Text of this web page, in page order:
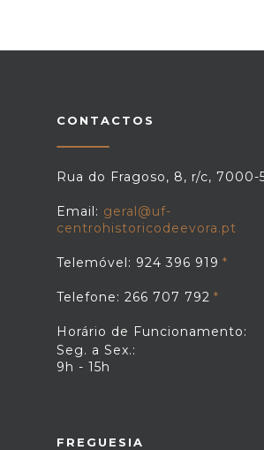
CONTACTOS
Rua do Fragoso, 8, r/c, 7000-
Email: geral@uf-
centrohistoricodeevora.pt
Telemóvel: 924 396 919
Telefone: 266 707 792
Horário de Funcionamento:
Seg. a Sex.:
9h - 15h
FREGUESIA